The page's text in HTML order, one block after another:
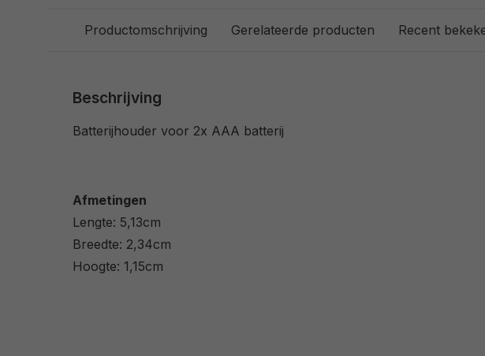
Productomschrijving Gerelateerde producten Recent
Beschrijving
Batterijhouder voor 2x AAA batterij
Afmetingen
Lengte: 5,13cm
Breedte: 2,34cm
Hoogte: 1,15cm